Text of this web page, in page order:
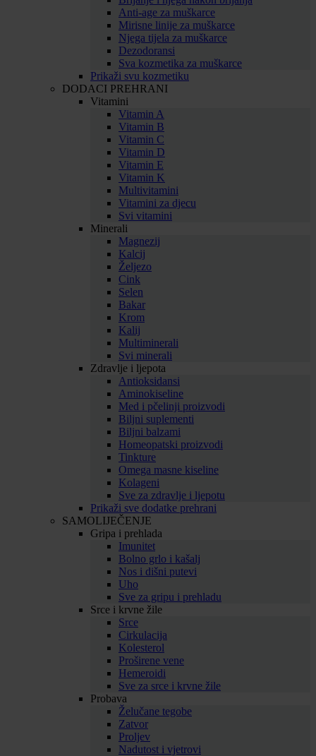
Anti-age za muškarce
Mirisne linije za muškarce
Njega tijela za muškarce
Dezodoransi
Sva kozmetika za muškarce
Prikaži svu kozmetiku
DODACI PREHRANI
Vitamini
Vitamin A
Vitamin B
Vitamin C
Vitamin D
Vitamin E
Vitamin K
Multivitamini
Vitamini za djecu
Svi vitamini
Minerali
Magnezij
Kalcij
Željezo
Cink
Selen
Bakar
Krom
Kalij
Multiminerali
Svi minerali
Zdravlje i ljepota
Antioksidansi
Aminokiseline
Med i pčelinji proizvodi
Biljni suplementi
Biljni balzami
Homeopatski proizvodi
Tinkture
Omega masne kiseline
Kolageni
Sve za zdravlje i ljepotu
Prikaži sve dodatke prehrani
SAMOLIJEČENJE
Gripa i prehlada
Imunitet
Bolno grlo i kašalj
Nos i dišni putevi
Uho
Sve za gripu i prehladu
Srce i krvne žile
Srce
Cirkulacija
Kolesterol
Proširene vene
Hemeroidi
Sve za srce i krvne žile
Probava
Želučane tegobe
Zatvor
Proljev
Nadutost i vjetrovi